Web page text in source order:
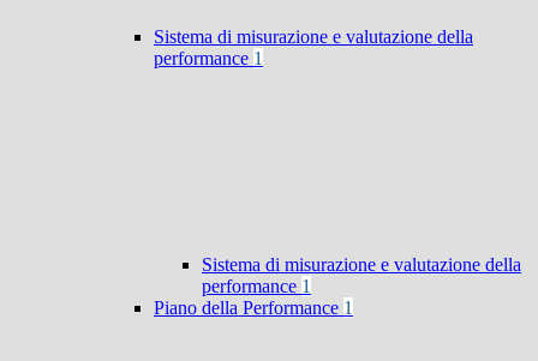
Sistema di misurazione e valutazione della
performance 1
Sistema di misurazione e valutazione della
performance 1
Piano della Performance 1